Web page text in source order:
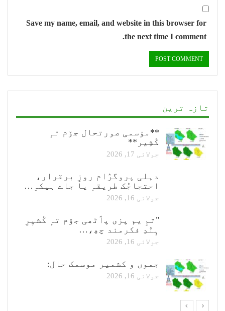
Save my name, email, and website in this browser for
the next time I comment.
تازہ ترین
**مؤسمی صورتحال جۆم تہٕ
کٔشِیر**
جولائی 17, 2026
دہلی پروگرٛام روزِ برقرار،
احتجاجُک طریقہٕ یا جاے ہیکہِ…
جولائی 16, 2026
"تمِ یم پزی پٲٹھی جۆم تہٕ کٔشیٖرِ
ہٕنٛدِ فکرمند چھِ،…
جولائی 16, 2026
جموں و کشمیر موسمک حال:
جولائی 16, 2026